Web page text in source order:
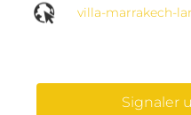
villa-marrakech-
Signaler